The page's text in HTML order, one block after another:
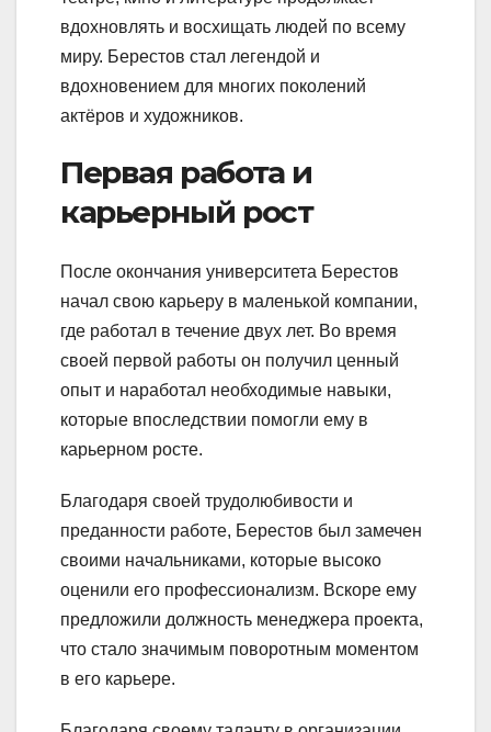
вдохновлять и восхищать людей по всему
миру. Берестов стал легендой и
вдохновением для многих поколений
актёров и художников.
Первая работа и
карьерный рост
После окончания университета Берестов
начал свою карьеру в маленькой компании,
где работал в течение двух лет. Во время
своей первой работы он получил ценный
опыт и наработал необходимые навыки,
которые впоследствии помогли ему в
карьерном росте.
Благодаря своей трудолюбивости и
преданности работе, Берестов был замечен
своими начальниками, которые высоко
оценили его профессионализм. Вскоре ему
предложили должность менеджера проекта,
что стало значимым поворотным моментом
в его карьере.